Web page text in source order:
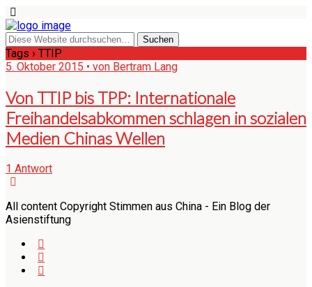
Tags › TTIP
5. Oktober 2015 • von Bertram Lang
Von TTIP bis TPP: Internationale
Freihandelsabkommen schlagen in sozialen
Medien Chinas Wellen
1 Antwort
All content Copyright Stimmen aus China - Ein Blog der
Asienstiftung